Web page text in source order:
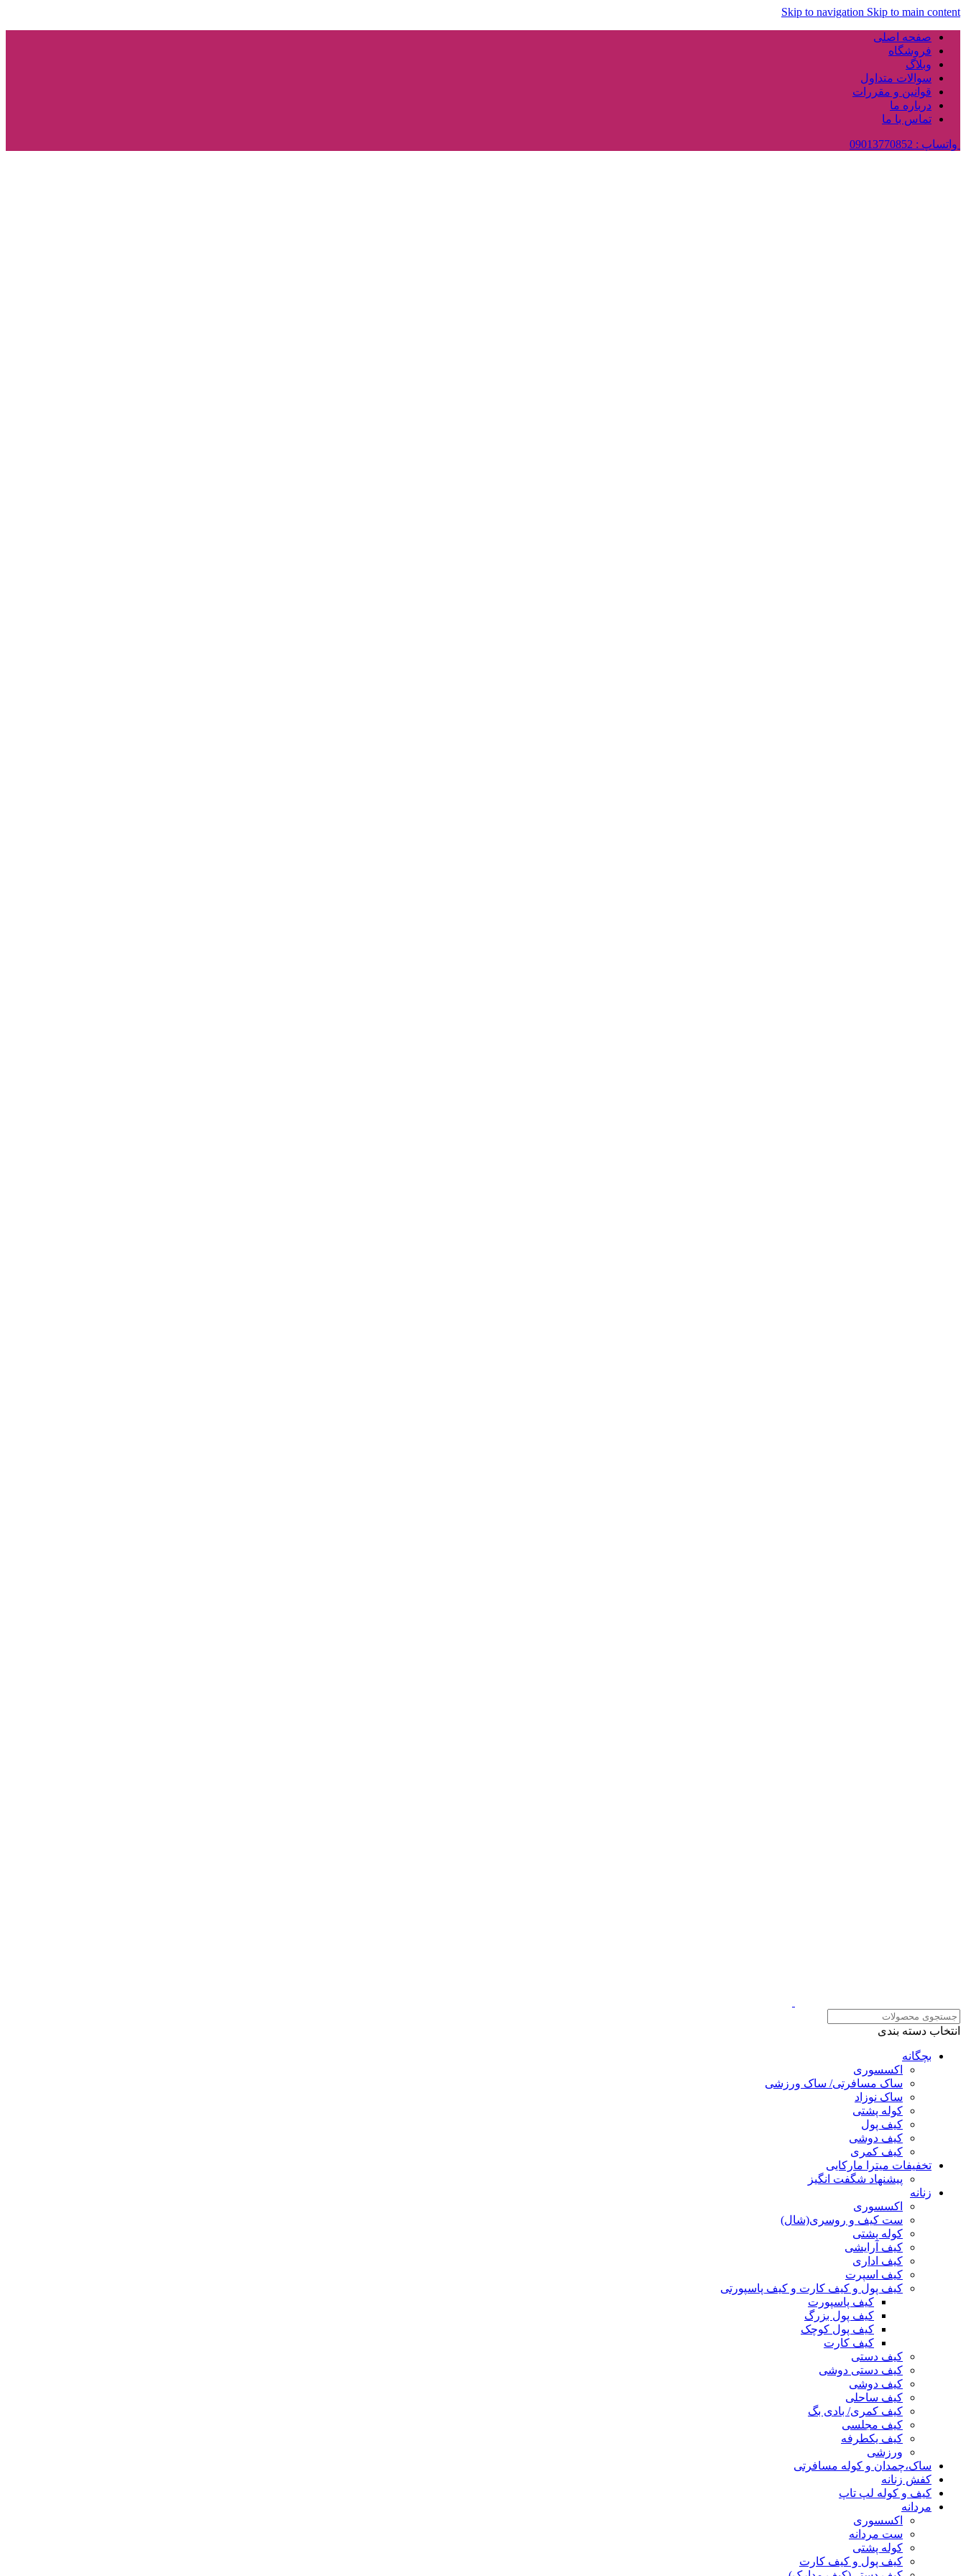
Skip to navigation Skip to main content
صفحه اصلی
فروشگاه
وبلاگ
سوالات متداول
قوانین و مقررات
درباره ما
تماس با ما
واتساپ : 09013770852
انتخاب دسته بندی
بچگانه
اکسسوری
ساک مسافرتی/ ساک ورزشی
ساک نوزاد
کوله پشتی
کیف پول
کیف دوشی
کیف کمری
تخفیفات میترا مارکایی
پیشنهاد شگفت انگیز
زنانه
اکسسوری
ست کیف و روسری(شال)
کوله پشتی
کیف آرایشی
کیف اداری
کیف اسپرت
کیف پول و کیف کارت و کیف پاسپورتی
کیف پاسپورت
کیف پول بزرگ
کیف پول کوچک
کیف کارت
کیف دستی
کیف دستی دوشی
کیف دوشی
کیف ساحلی
کیف کمری/ بادی بگ
کیف مجلسی
کیف یکطرفه
ورزشی
ساک،چمدان و کوله مسافرتی
کفش زنانه
کیف و کوله لپ تاپ
مردانه
اکسسوری
ست مردانه
کوله پشتی
کیف پول و کیف کارت